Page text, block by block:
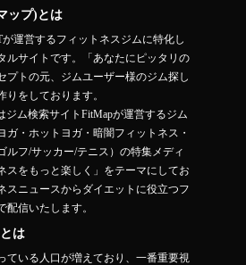
ップ)とは
運営するフィットネスジムに特化し
ルサイトです。「あなたにピッタリの
プトの元、ジムユーザー様のジム探し
をしております。
ジム検索サイトFitMapが運営するジム
ガ・ホットヨガ・暗闇フィットネス・
ルフ/サッカー/テニス）の特集メディ
スをもっと楽しく」をテーマにしてお
スニュースからダイエットに役立つフ
配信いたします。
は
ている人口が増えており、一番重要視